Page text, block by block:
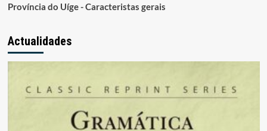
Província do Uíge - Caracteristas gerais
Actualidades